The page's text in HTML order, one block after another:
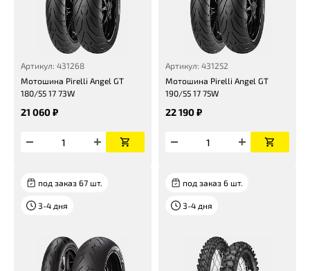
Артикул: 431268
Мотошина Pirelli Angel GT
180/55 17 73W
21 060 ₽
Артикул: 431252
Мотошина Pirelli Angel GT
190/55 17 75W
22 190 ₽
под заказ 67 шт.
3-4 дня
под заказ 6 шт.
3-4 дня